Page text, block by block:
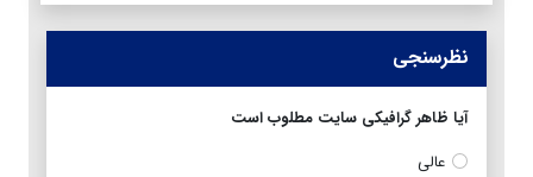
نظرسنجی
آیا ظاهر گرافیکی سایت مطلوب است
عالی